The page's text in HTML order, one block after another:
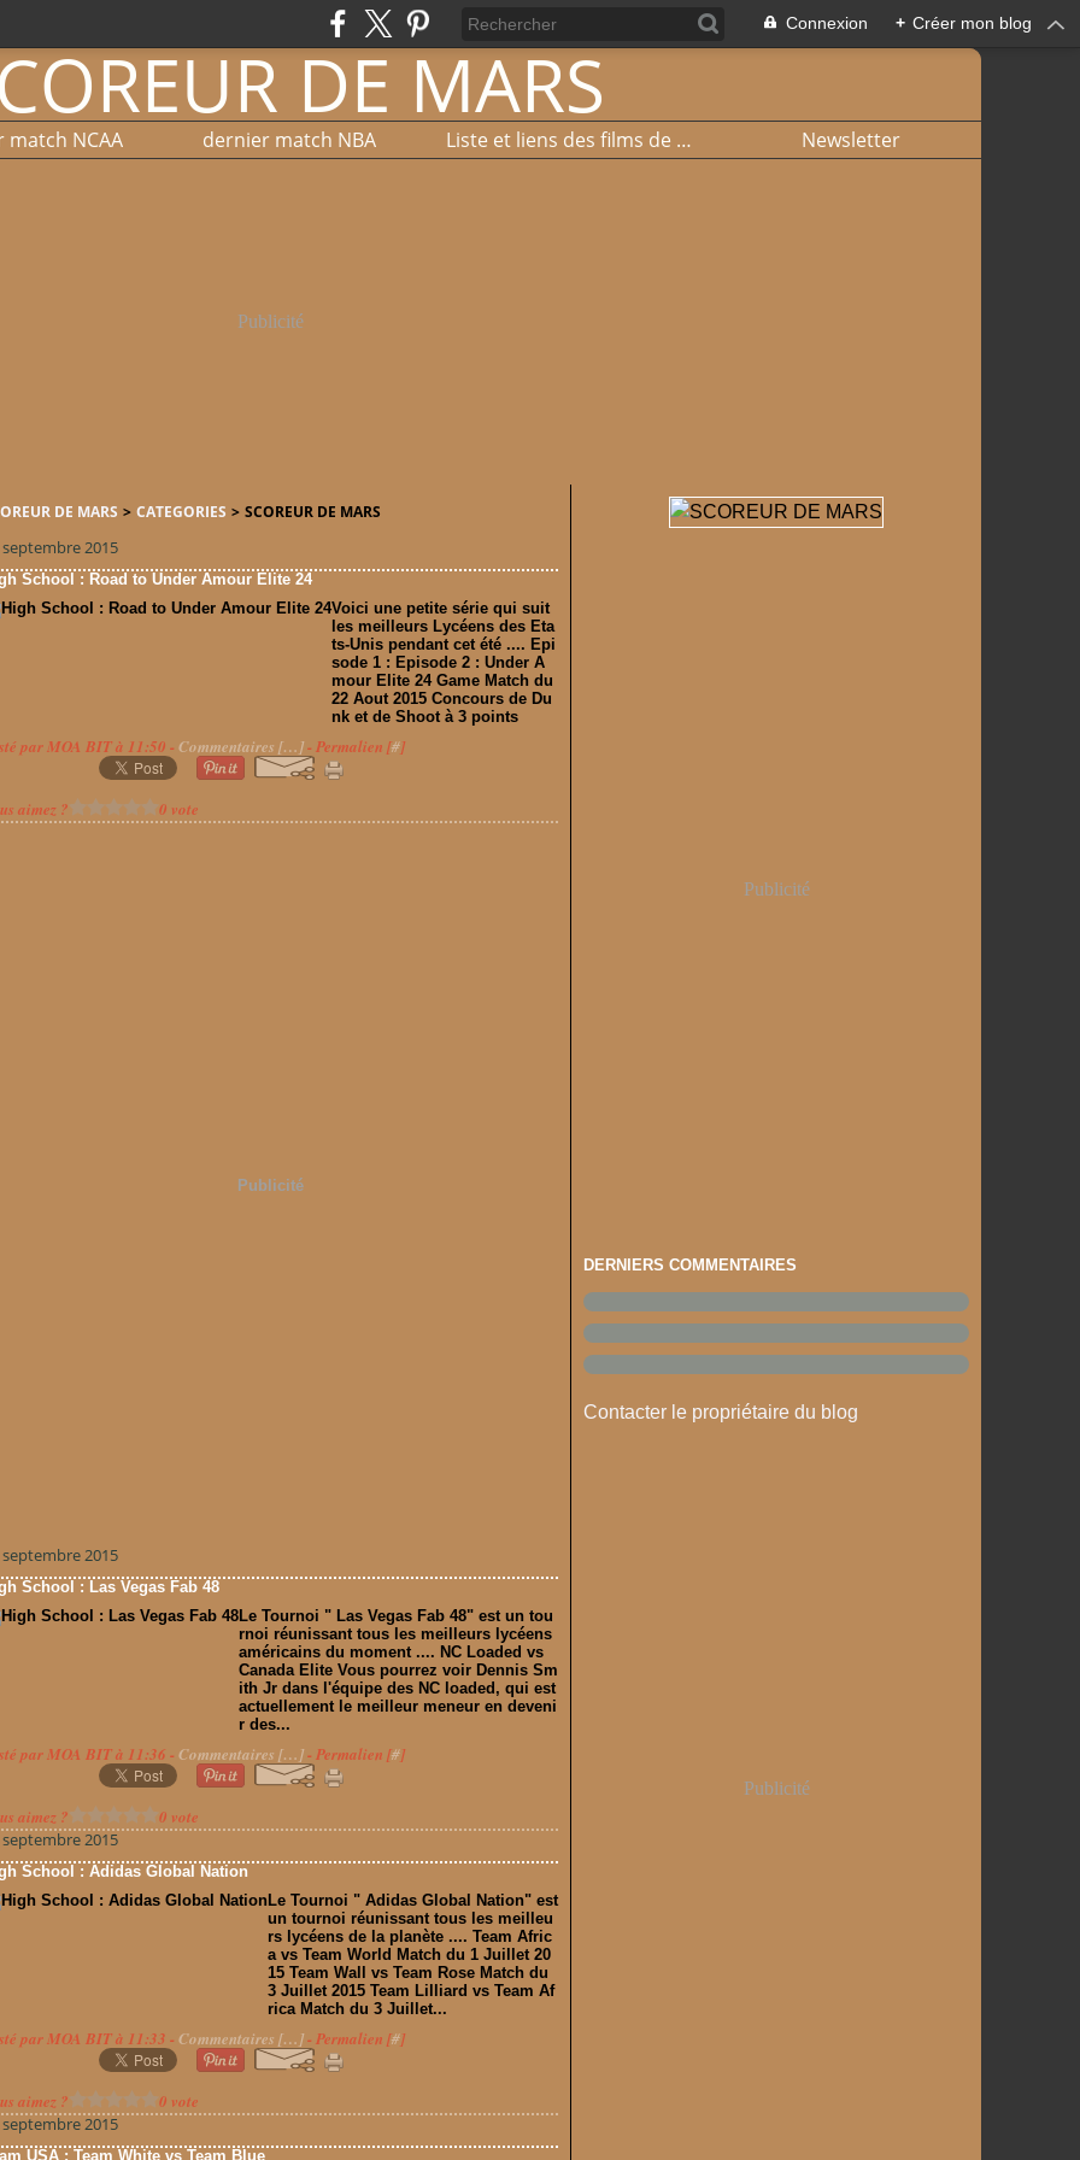
Connexion + Créer mon blog
match NCAA dernier match NBA Liste et liens des films de basket Newsletter
Publicité
DE MARS > CATEGORIES > SCOREUR DE MARS
septembre 2015
School : Road to Under Amour Elite 24
Voici une petite série qui suit
les meilleurs Lycéens des Eta
ts-Unis pendant cet été .... Epi
sode 1 : Episode 2 : Under A
mour Elite 24 Game Match du
22 Aout 2015 Concours de Du
nk et de Shoot à 3 points
par MOA BIT à 11:50 - Commentaires […]- Permalien [#]
aimez ? 0 vote
Publicité
septembre 2015
School : Las Vegas Fab 48
Le Tournoi " Las Vegas Fab 48" est un tou
rnoi réunissant tous les meilleurs lycéens
américains du moment .... NC Loaded vs
Canada Elite Vous pourrez voir Dennis Sm
ith Jr dans l'équipe des NC loaded, qui est
actuellement le meilleur meneur en deveni
r des...
par MOA BIT à 11:36 - Commentaires […]- Permalien [#]
aimez ?
0 vote
septembre 2015
School : Adidas Global Nation
Le Tournoi " Adidas Global Nation" est
un tournoi réunissant tous les meilleu
rs lycéens de la planète .... Team Afric
a vs Team World Match du 1 Juillet 20
15 Team Wall vs Team Rose Match du
3 Juillet 2015 Team Lilliard vs Team Af
rica Match du 3 Juillet...
par MOA BIT à 11:33 - Commentaires […]- Permalien [#]
aimez ?
0 vote
septembre 2015
USA : Team White vs Team Blue
Publicité
DERNIERS COMMENTAIRES
Contacter le propriétaire du blog
Publicité